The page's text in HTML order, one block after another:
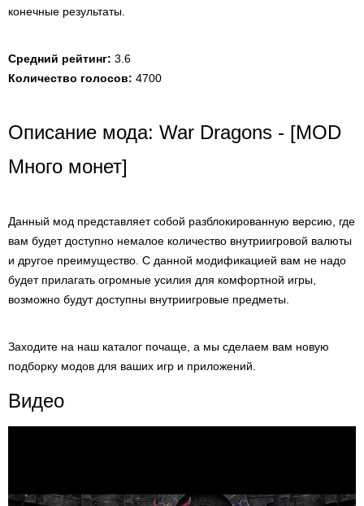
конечные результаты.
Средний рейтинг: 3.6
Количество голосов: 4700
Описание мода: War Dragons - [MOD
Много монет]
Данный мод представляет собой разблокированную версию, где
вам будет доступно немалое количество внутриигровой валюты
и другое преимущество. С данной модификацией вам не надо
будет прилагать огромные усилия для комфортной игры,
возможно будут доступны внутриигровые предметы.
Заходите на наш каталог почаще, а мы сделаем вам новую
подборку модов для ваших игр и приложений.
Видео